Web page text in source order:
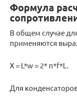
Формула
В общем случае
применяются
X = L*w = 2* π*f*L.
Для